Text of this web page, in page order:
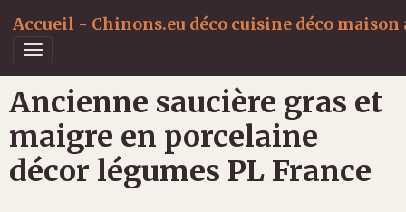
Accueil - Chinons.eu déco cuisine déco
Ancienne saucière gras et
maigre en porcelaine
décor légumes PL France